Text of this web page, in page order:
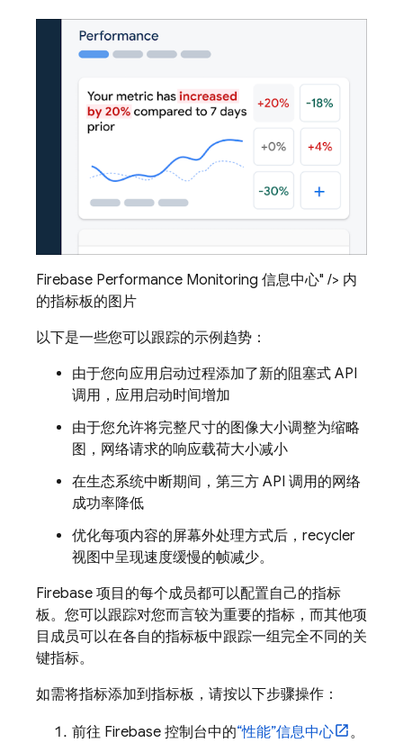
Firebase Performance Monitoring 信息中心" /> 内
的指标板的图片
以下是一些您可以跟踪的示例趋势：
由于您向应用启动过程添加了新的阻塞式 API
调用，应用启动时间增加
由于您允许将完整尺寸的图像大小调整为缩略
图，网络请求的响应载荷大小减小
在生态系统中断期间，第三方 API 调用的网络
成功率降低
优化每项内容的屏幕外处理方式后，recycler
视图中呈现速度缓慢的帧减少。
Firebase 项目的每个成员都可以配置自己的指标
板。您可以跟踪对您而言较为重要的指标，而其他项
目成员可以在各自的指标板中跟踪一组完全不同的关
键指标。
如需将指标添加到指标板，请按以下步骤操作：
前往 Firebase 控制台中的“性能”信息中心
。